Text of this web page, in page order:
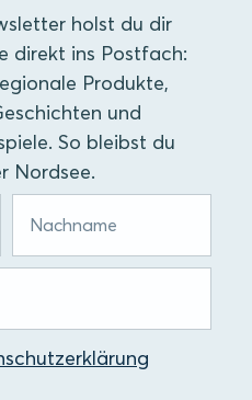
holst du dir
direkt ins Postfach:
Produkte,
und
So bleibst du
Nordsee.